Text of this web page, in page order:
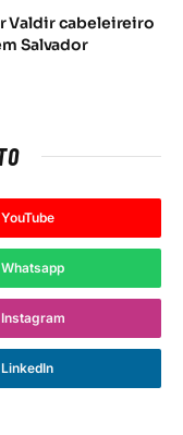
Valdir cabeleireiro
Salvador
YouTube
Whatsapp
Instagram
LinkedIn